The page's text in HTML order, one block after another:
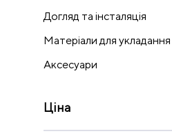
Догляд та інсталяція
Матеріали для укладання
Аксесуари
Ціна